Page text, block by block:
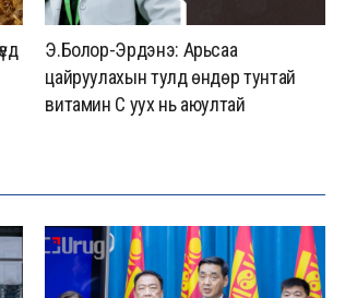
Э.Болор-Эрдэнэ: Арьсаа
цайруулахын тулд өндөр тунтай
витамин С уух нь аюултай